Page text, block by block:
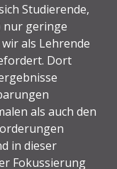
Studierende,
nur geringe
als Lehrende
Dort
als auch den
in dieser
Fokussierung